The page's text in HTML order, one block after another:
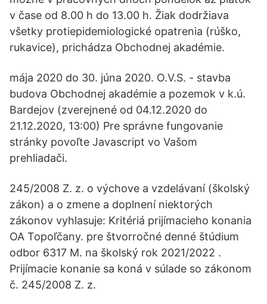
v čase od 8.00 h do 13.00 h. Žiak dodržiava
všetky protiepidemiologické opatrenia (rúško,
rukavice), prichádza Obchodnej akadémie.
mája 2020 do 30. júna 2020. O.V.S. - stavba
budova Obchodnej akadémie a pozemok v k.ú.
Bardejov (zverejnené od 04.12.2020 do
21.12.2020, 13:00) Pre správne fungovanie
stránky povoľte Javascript vo Vašom
prehliadači.
245/2008 Z. z. o výchove a vzdelávaní (školský
zákon) a o zmene a doplnení niektorých
zákonov vyhlasuje: Kritériá prijímacieho konania
OA Topoľčany. pre štvorročné denné štúdium
odbor 6317 M. na školský rok 2021/2022 .
Prijímacie konanie sa koná v súlade so zákonom
č. 245/2008 Z. z.